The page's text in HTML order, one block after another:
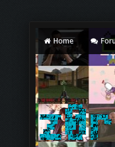
Home